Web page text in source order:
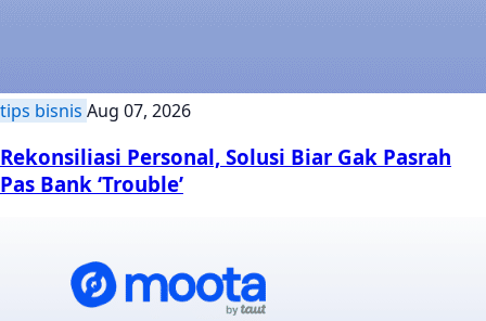
tips bisnis Aug 07, 2026
Rekonsiliasi Personal, Solusi Biar Gak Pasrah
Pas Bank ‘Trouble’